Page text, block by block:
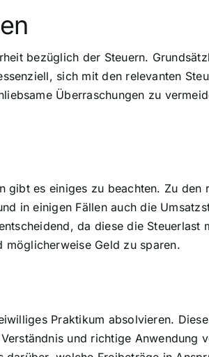
bezüglich der Steuern.
sich mit den relevanten
Überraschungen zu
es einiges zu beachten. Zu den
in einigen Fällen auch die
da diese die Steuerlast
möglicherweise Geld zu sparen.
Praktikum absolvieren.
und richtige Anwendung